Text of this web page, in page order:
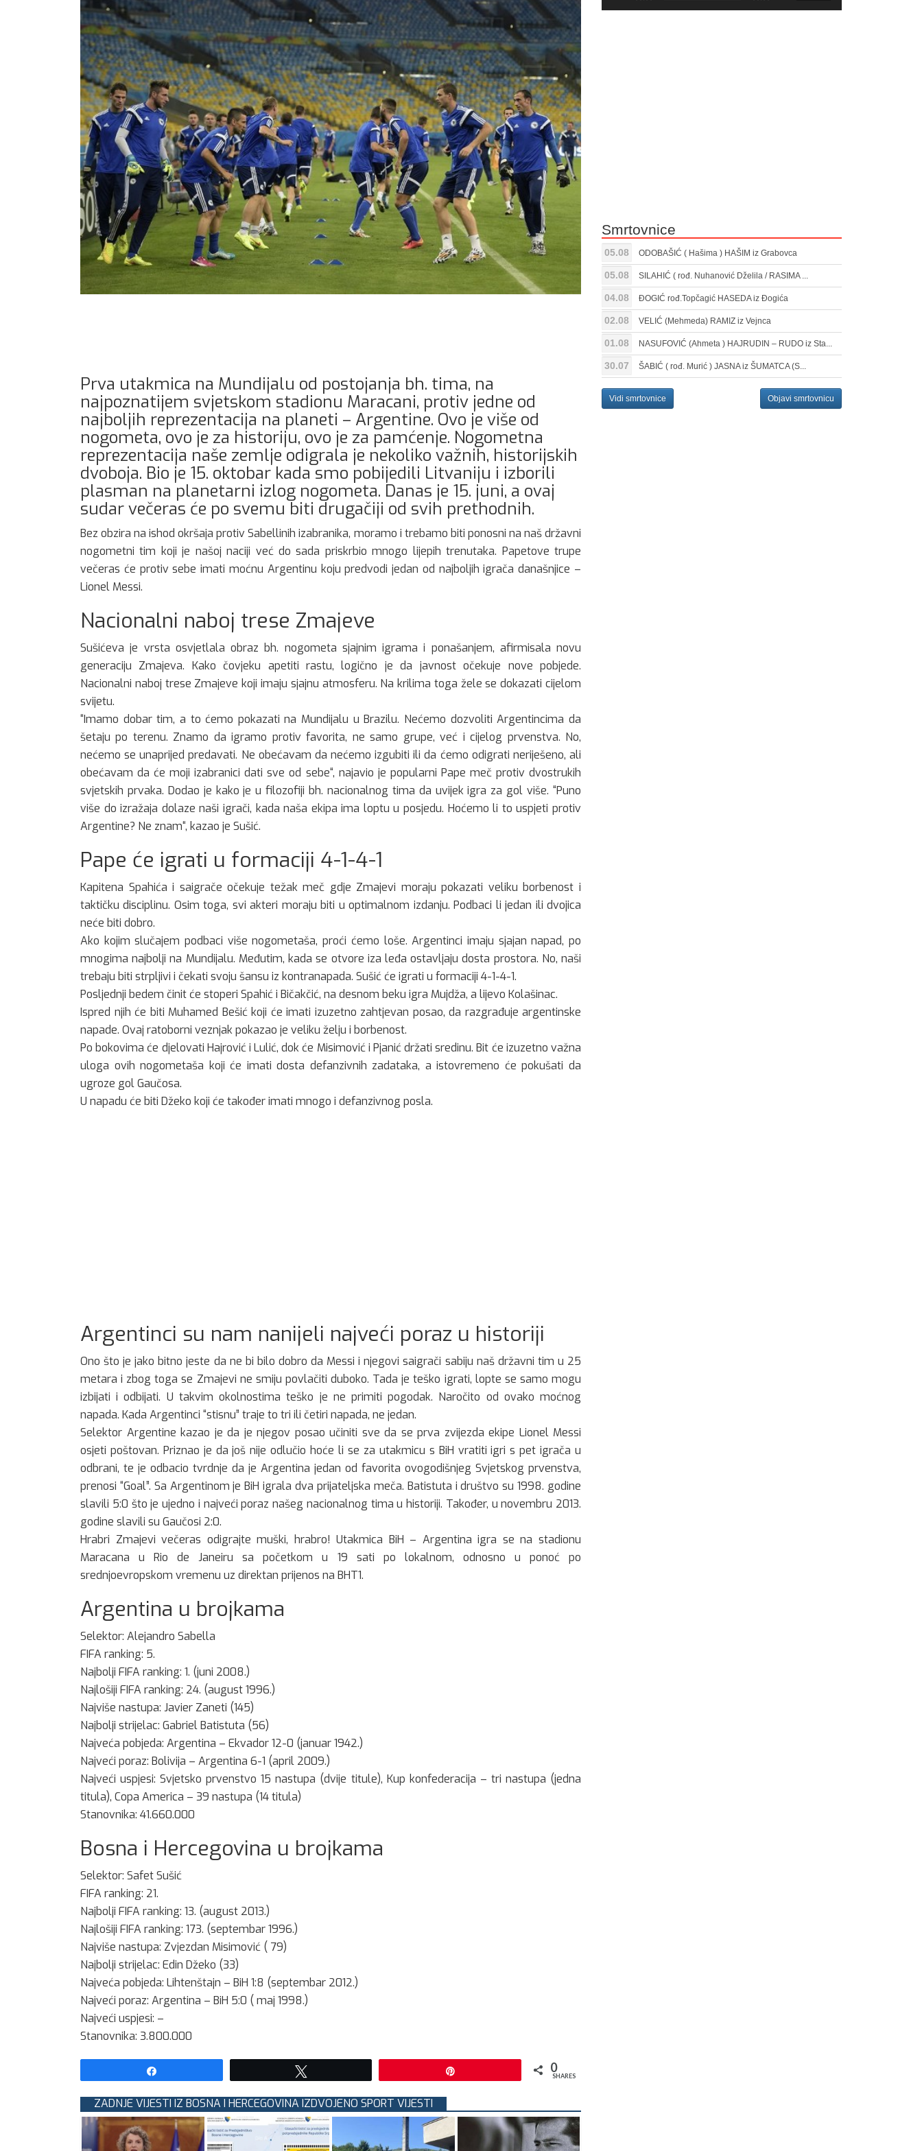
Prva utakmica na Mundijalu od postojanja bh. tima, na
najpoznatijem svjetskom stadionu Maracani, protiv jedne od
najboljih reprezentacija na planeti – Argentine. Ovo je više od
nogometa, ovo je za historiju, ovo je za pamćenje. Nogometna
reprezentacija naše zemlje odigrala je nekoliko važnih, historijskih
dvoboja. Bio je 15. oktobar kada smo pobijedili Litvaniju i izborili
plasman na planetarni izlog nogometa. Danas je 15. juni, a ovaj
sudar večeras će po svemu biti drugačiji od svih prethodnih.
Bez obzira na ishod okršaja protiv Sabellinih izabranika, moramo i trebamo biti ponosni na naš državni
nogometni tim koji je našoj naciji već do sada priskrbio mnogo lijepih trenutaka. Papetove trupe
večeras će protiv sebe imati moćnu Argentinu koju predvodi jedan od najboljih igrača današnjice –
Lionel Messi.
Nacionalni naboj trese Zmajeve
Sušićeva je vrsta osvjetlala obraz bh. nogometa sjajnim igrama i ponašanjem, afirmisala novu
generaciju Zmajeva. Kako čovjeku apetiti rastu, logično je da javnost očekuje nove pobjede.
Nacionalni naboj trese Zmajeve koji imaju sjajnu atmosferu. Na krilima toga žele se dokazati cijelom
svijetu.
“Imamo dobar tim, a to ćemo pokazati na Mundijalu u Brazilu. Nećemo dozvoliti Argentincima da
šetaju po terenu. Znamo da igramo protiv favorita, ne samo grupe, već i cijelog prvenstva. No,
nećemo se unaprijed predavati. Ne obećavam da nećemo izgubiti ili da ćemo odigrati neriješeno, ali
obećavam da će moji izabranici dati sve od sebe“, najavio je popularni Pape meč protiv dvostrukih
svjetskih prvaka. Dodao je kako je u filozofiji bh. nacionalnog tima da uvijek igra za gol više. “Puno
više do izražaja dolaze naši igrači, kada naša ekipa ima loptu u posjedu. Hoćemo li to uspjeti protiv
Argentine? Ne znam“, kazao je Sušić.
Pape će igrati u formaciji 4-1-4-1
Kapitena Spahića i saigrače očekuje težak meč gdje Zmajevi moraju pokazati veliku borbenost i
taktičku disciplinu. Osim toga, svi akteri moraju biti u optimalnom izdanju. Podbaci li jedan ili dvojica
neće biti dobro.
Ako kojim slučajem podbaci više nogometaša, proći ćemo loše. Argentinci imaju sjajan napad, po
mnogima najbolji na Mundijalu. Međutim, kada se otvore iza leđa ostavljaju dosta prostora. No, naši
trebaju biti strpljivi i čekati svoju šansu iz kontranapada. Sušić će igrati u formaciji 4-1-4-1.
Posljednji bedem činit će stoperi Spahić i Bičakčić, na desnom beku igra Mujdža, a lijevo Kolašinac.
Ispred njih će biti Muhamed Bešić koji će imati izuzetno zahtjevan posao, da razgrađuje argentinske
napade. Ovaj ratoborni veznjak pokazao je veliku želju i borbenost.
Po bokovima će djelovati Hajrović i Lulić, dok će Misimović i Pjanić držati sredinu. Bit će izuzetno važna
uloga ovih nogometaša koji će imati dosta defanzivnih zadataka, a istovremeno će pokušati da
ugroze gol Gaučosa.
U napadu će biti Džeko koji će također imati mnogo i defanzivnog posla.
Argentinci su nam nanijeli najveći poraz u historiji
Ono što je jako bitno jeste da ne bi bilo dobro da Messi i njegovi saigrači sabiju naš državni tim u 25
metara i zbog toga se Zmajevi ne smiju povlačiti duboko. Tada je teško igrati, lopte se samo mogu
izbijati i odbijati. U takvim okolnostima teško je ne primiti pogodak. Naročito od ovako moćnog
napada. Kada Argentinci “stisnu” traje to tri ili četiri napada, ne jedan.
Selektor Argentine kazao je da je njegov posao učiniti sve da se prva zvijezda ekipe Lionel Messi
osjeti poštovan. Priznao je da još nije odlučio hoće li se za utakmicu s BiH vratiti igri s pet igrača u
odbrani, te je odbacio tvrdnje da je Argentina jedan od favorita ovogodišnjeg Svjetskog prvenstva,
prenosi “Goal”. Sa Argentinom je BiH igrala dva prijateljska meča. Batistuta i društvo su 1998. godine
slavili 5:0 što je ujedno i najveći poraz našeg nacionalnog tima u historiji. Također, u novembru 2013.
godine slavili su Gaučosi 2:0.
Hrabri Zmajevi večeras odigrajte muški, hrabro! Utakmica BiH – Argentina igra se na stadionu
Maracana u Rio de Janeiru sa početkom u 19 sati po lokalnom, odnosno u ponoć po
srednjoevropskom vremenu uz direktan prijenos na BHT1.
Argentina u brojkama
Selektor: Alejandro Sabella
FIFA ranking: 5.
Najbolji FIFA ranking: 1. (juni 2008.)
Najlošiji FIFA ranking: 24. (august 1996.)
Najviše nastupa: Javier Zaneti (145)
Najbolji strijelac: Gabriel Batistuta (56)
Najveća pobjeda: Argentina – Ekvador 12-0 (januar 1942.)
Najveći poraz: Bolivija – Argentina 6-1 (april 2009.)
Najveći uspjesi: Svjetsko prvenstvo 15 nastupa (dvije titule), Kup konfederacija – tri nastupa (jedna
titula), Copa America – 39 nastupa (14 titula)
Stanovnika: 41.660.000
Bosna i Hercegovina u brojkama
Selektor: Safet Sušić
FIFA ranking: 21.
Najbolji FIFA ranking: 13. (august 2013.)
Najlošiji FIFA ranking: 173. (septembar 1996.)
Najviše nastupa: Zvjezdan Misimović ( 79)
Najbolji strijelac: Edin Džeko (33)
Najveća pobjeda: Lihtenštajn – BiH 1:8 (septembar 2012.)
Najveći poraz: Argentina – BiH 5:0 ( maj 1998.)
Najveći uspjesi: –
Stanovnika: 3.800.000
0
SHARES
ZADNJE VIJESTI IZ BOSNA I HERCEGOVINA IZDVOJENO SPORT VIJESTI
Gore/Dole
Smrtovnice
05.08 ODOBAŠIĆ ( Hašima ) HAŠIM iz Grabovca
05.08 SILAHIĆ ( rođ. Nuhanović Dželila / RASIMA ...
04.08 ĐOGIĆ rođ.Topčagić HASEDA iz Đogića
02.08 VELIĆ (Mehmeda) RAMIZ iz Vejnca
01.08 NASUFOVIĆ (Ahmeta ) HAJRUDIN – RUDO iz Sta...
30.07 ŠABIĆ ( rođ. Murić ) JASNA iz ŠUMATCA (S...
Vidi smrtovnice Objavi smrtovnicu